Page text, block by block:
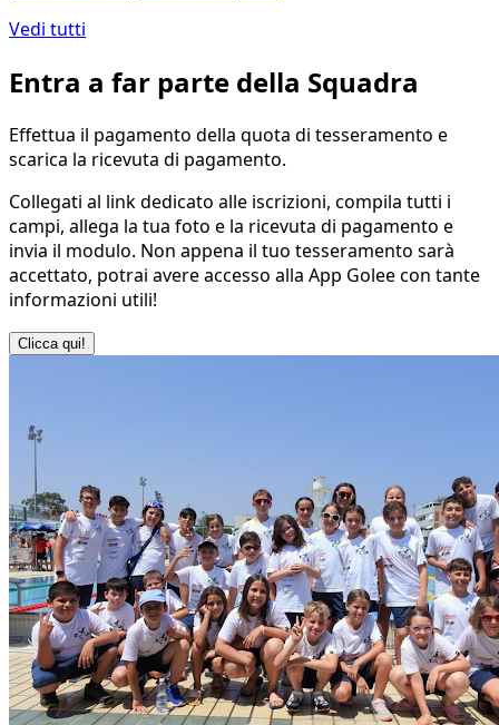
Vedi tutti
Entra a far parte della Squadra
Effettua il pagamento della quota di tesseramento e
scarica la ricevuta di pagamento.
Collegati al link dedicato alle iscrizioni, compila tutti i
campi, allega la tua foto e la ricevuta di pagamento e
invia il modulo. Non appena il tuo tesseramento sarà
accettato, potrai avere accesso alla App Golee con tante
informazioni utili!
Clicca qui!